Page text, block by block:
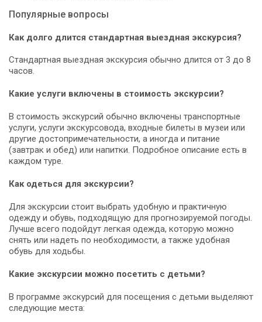
Популярные вопросы
Как долго длится стандартная выездная экскурсия?
Стандартная выездная экскурсия обычно длится от 3 до 8
часов.
Какие услуги включены в стоимость экскурсии?
В стоимость экскурсий обычно включены транспортные
услуги, услуги экскурсовода, входные билеты в музеи или
другие достопримечательности, а иногда и питание
(завтрак и обед) или напитки. Подробное описание есть в
каждом туре.
Как одеться для экскурсии?
Для экскурсии стоит выбрать удобную и практичную
одежду и обувь, подходящую для прогнозируемой погоды.
Лучше всего подойдут легкая одежда, которую можно
снять или надеть по необходимости, а также удобная
обувь для ходьбы.
Какие экскурсии можно посетить с детьми?
В программе экскурсий для посещения с детьми выделяют
следующие места: